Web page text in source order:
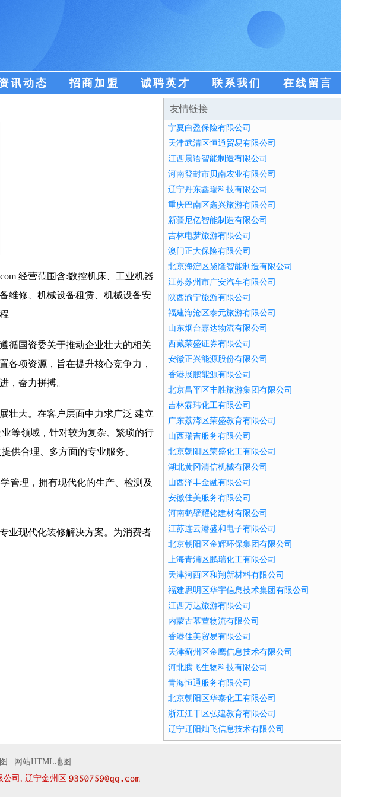
讯动态 招商加盟 诚聘英才 联系我们 在线留言
经营范围含:数控机床、工业机器
维修、机械设备租赁、机械设备安
循国资委关于推动企业壮大的相关
各项资源，旨在提升核心竞争力，
，奋力拼搏。
壮大。在客户层面中力求广泛 建立
等领域，针对较为复杂、繁琐的行
供合理、多方面的专业服务。
管理，拥有现代化的生产、检测及
业现代化装修解决方案。为消费者
友情链接
宁夏白盈保险有限公司
天津武清区恒通贸易有限公司
江西晨语智能制造有限公司
河南登封市贝南农业有限公司
辽宁丹东鑫瑞科技有限公司
重庆巴南区鑫兴旅游有限公司
新疆尼亿智能制造有限公司
吉林电梦旅游有限公司
澳门正大保险有限公司
北京海淀区黛隆智能制造有限公司
江苏苏州市广安汽车有限公司
陕西渝宁旅游有限公司
福建海沧区泰元旅游有限公司
山东烟台嘉达物流有限公司
西藏荣盛证券有限公司
安徽正兴能源股份有限公司
香港展鹏能源有限公司
北京昌平区丰胜旅游集团有限公司
吉林霖玮化工有限公司
广东荔湾区荣盛教育有限公司
山西瑞吉服务有限公司
北京朝阳区荣盛化工有限公司
湖北黄冈清信机械有限公司
山西泽丰金融有限公司
安徽佳美服务有限公司
河南鹤壁耀铭建材有限公司
江苏连云港盛和电子有限公司
北京朝阳区金辉环保集团有限公司
上海青浦区鹏瑞化工有限公司
天津河西区和翔新材料有限公司
福建思明区华宇信息技术集团有限公司
江西万达旅游有限公司
内蒙古慕萱物流有限公司
香港佳美贸易有限公司
天津蓟州区金鹰信息技术有限公司
河北腾飞生物科技有限公司
青海恒通服务有限公司
北京朝阳区华泰化工有限公司
浙江江干区弘建教育有限公司
辽宁辽阳灿飞信息技术有限公司
网站HTML地图
公司, 辽宁金州区